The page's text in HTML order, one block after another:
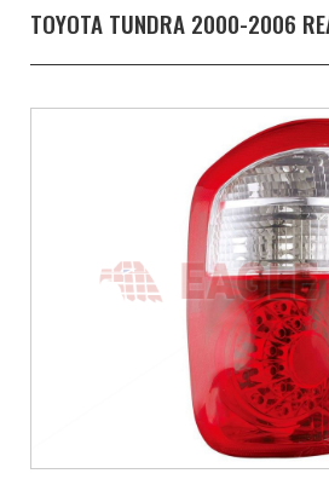
TOYOTA TUNDRA 2000-2006